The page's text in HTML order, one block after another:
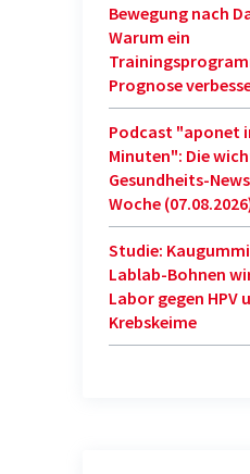
Bewegung nach
Warum ein
Prognose
Podcast "aponet
Minuten": Die
Gesundheits-
Woche
Studie:
Lablab-Bohnen
Labor gegen HPV
Krebskeime